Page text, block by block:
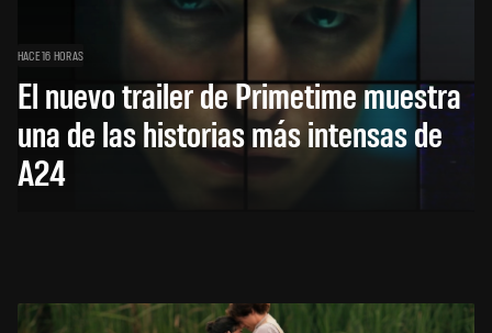
HACE 16 HORAS
El nuevo trailer de Primetime muestra
una de las historias más intensas de
A24